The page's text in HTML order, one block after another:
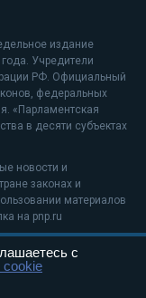
издание
Учредители
РФ. Официальный
федеральных
«Парламентская
в десяти субъектах
новости и
законах и
материалов
на pnp.ru
с
cookie